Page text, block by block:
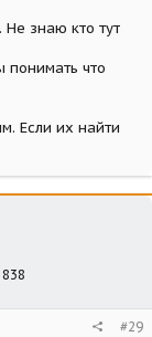
Не знаю кто тут
что
Если их найти
#29